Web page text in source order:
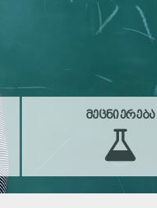
ᲛᲔᲪᲜᲘᲔᲠᲔᲑᲐ